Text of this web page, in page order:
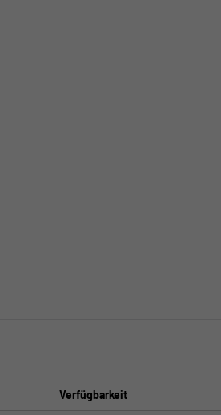
Verfügbarkeit